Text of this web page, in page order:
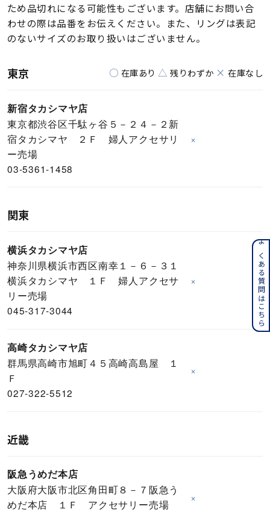
ため品切れになる可能性もございます。店舗にお問い合
わせの際は品番をお伝えください。また、リングは表記
のないサイズのお取り扱いはございません。
○ 在庫あり △ 残りわずか × 在庫なし
東京
新宿タカシマヤ店
東京都渋谷区千駄ヶ谷５－２４－２新
宿タカシマヤ ２Ｆ 婦人アクセサリ
ー売場
03-5361-1458
×
関東
横浜タカシマヤ店
神奈川県横浜市西区南幸１－６－３１
横浜タカシマヤ １Ｆ 婦人アクセサ
リー売場
045-317-3044
×
高崎タカシマヤ店
群馬県高崎市旭町４５高崎高島屋 １
Ｆ
027-322-5512
×
近畿
阪急うめだ本店
大阪府大阪市北区角田町８－７阪急う
めだ本店 １Ｆ アクセサリー売場
×
よくある質問はこちら